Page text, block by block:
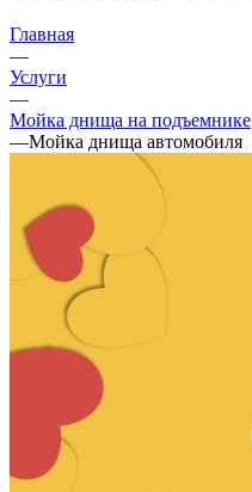
Главная
—
Услуги
—
Мойка днища на подъемнике
—Мойка днища автомобиля